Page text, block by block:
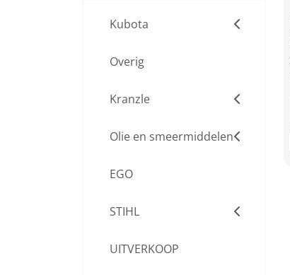
Kubota
Overig
Kranzle
Olie en smeermiddelen
EGO
STIHL
UITVERKOOP